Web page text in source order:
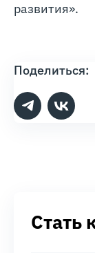
развития».
Поделиться:
Стать